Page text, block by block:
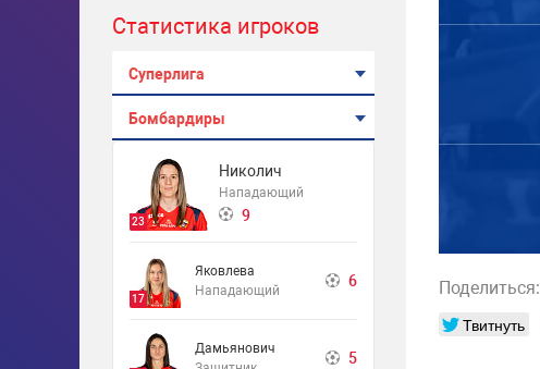
Статистика игроков
Суперлига
Бомбардиры
23
Николич
Нападающий
9
17
Яковлева
Нападающий
6
Дамьянович
5
Поделиться:
Твитнуть